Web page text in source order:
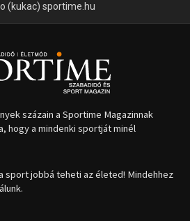
(kukac) sportime.hu
százain a Sportime Magazinnak
hogy a mindenki sportját minél
sport jobbá teheti az életed! Mindehhez